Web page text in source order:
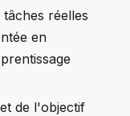
réelles
en
de l'objectif